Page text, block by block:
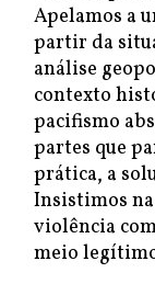
Apelamos a
partir da
análise
contexto
pacifismo
partes que
prática, a
Insistimos
violência
meio